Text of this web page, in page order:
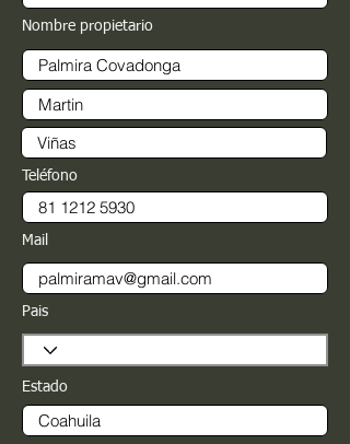
Nombre propietario
Teléfono
Mail
Pais
Estado